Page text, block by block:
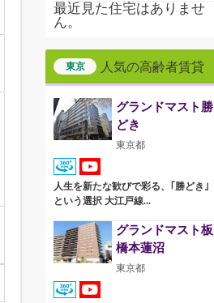
最近見た住宅はありませ
ん。
東京 人気の高齢者賃貸
グランドマスト勝
どき
東京都
人生を新たな歓びで彩る、｢勝どき｣
という選択 大江戸線...
グランドマスト板
橋本蓮沼
東京都